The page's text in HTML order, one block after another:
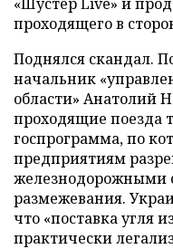
проходящего в
Поднялся скандал.
начальник
области» Анатолий
проходящие поезда
госпрограмма, по
предприятиям
железнодорожными
размежевания.
что «поставка угля
практически